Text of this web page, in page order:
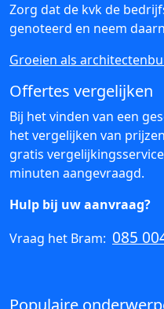
Zorg dat de kvk de
genoteerd en neem
Groeien als
Offertes vergelijken
Bij het vinden van een
het vergelijken van
gratis
minuten aangevraagd.
Hulp bij uw aanvraag?
Vraag het Bram: 085
Populaire